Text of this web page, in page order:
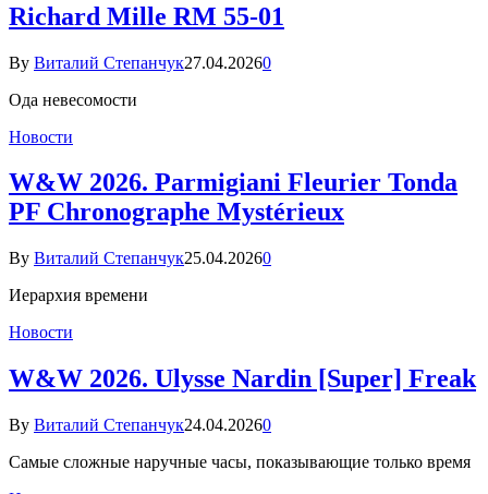
Richard Mille RM 55-01
By Виталий Степанчук27.04.20260
Ода невесомости
Новости
W&W 2026. Parmigiani Fleurier Tonda
PF Chronographe Mystérieux
By Виталий Степанчук25.04.20260
Иерархия времени
Новости
W&W 2026. Ulysse Nardin [Super] Freak
By Виталий Степанчук24.04.20260
Самые сложные наручные часы, показывающие только время